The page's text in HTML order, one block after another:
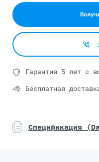
Гарантия 5 лет с
Бесплатная
Спецификация